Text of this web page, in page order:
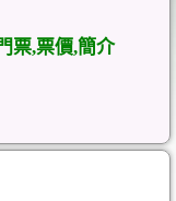
票,票價,簡介